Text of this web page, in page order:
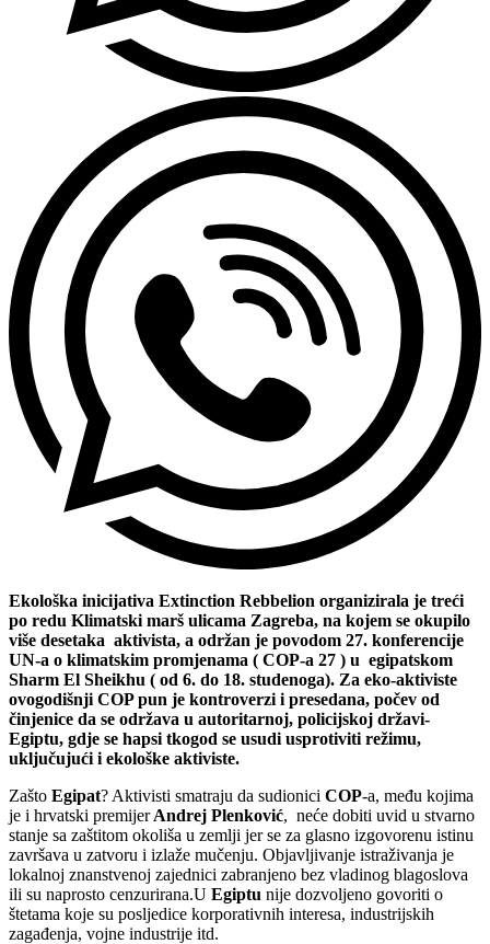
Ekološka inicijativa Extinction Rebbelion organizirala je treći
po redu Klimatski marš ulicama Zagreba, na kojem se okupilo
više desetaka aktivista, a održan je povodom 27. konferencije
UN-a o klimatskim promjenama ( COP-a 27 ) u egipatskom
Sharm El Sheikhu ( od 6. do 18. studenoga). Za eko-aktiviste
ovogodišnji COP pun je kontroverzi i presedana, počev od
činjenice da se održava u autoritarnoj, policijskoj državi-
Egiptu, gdje se hapsi tkogod se usudi usprotiviti režimu,
uključujući i ekološke aktiviste.
Zašto Egipat? Aktivisti smatraju da sudionici COP-a, među kojima
je i hrvatski premijerAndrej Plenković, neće dobiti uvid u stvarno
stanje sa zaštitom okoliša u zemlji jer se za glasno izgovorenu istinu
završava u zatvoru i izlaže mučenju. Objavljivanje istraživanja je
lokalnoj znanstvenoj zajednici zabranjeno bez vladinog blagoslova
ili su naprosto cenzurirana.U Egiptu nije dozvoljeno govoriti o
štetama koje su posljedice korporativnih interesa, industrijskih
zagađenja, vojne industrije itd.